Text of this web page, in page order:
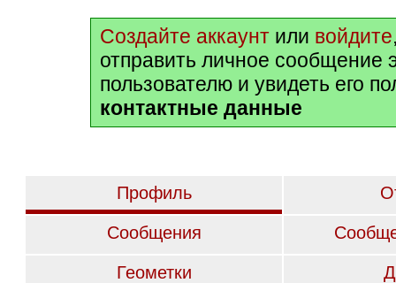
Создайте аккаунт или войдите
отправить личное сообщение
пользователю и увидеть его
контактные данные
Профиль
Сообщения
Геометки